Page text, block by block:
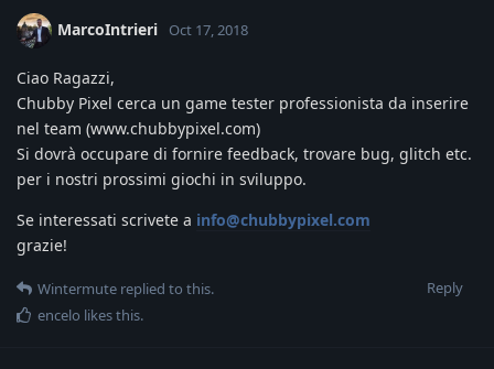
MarcoIntrieri Oct 17, 2018
Ciao Ragazzi,
Chubby Pixel cerca un game tester professionista da inserire
nel team (www.chubbypixel.com)
Si dovrà occupare di fornire feedback, trovare bug, glitch etc.
per i nostri prossimi giochi in sviluppo.
Se interessati scrivete a info@chubbypixel.com
grazie!
Reply
Wintermute replied to this.
encelo likes this.